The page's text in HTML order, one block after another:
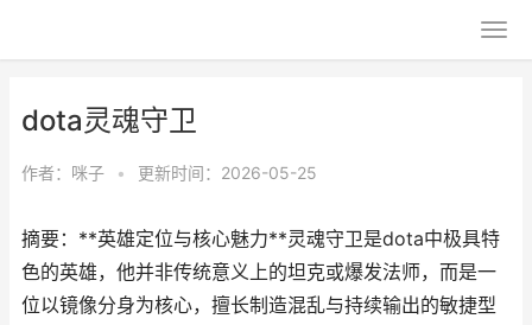
dota灵魂守卫
作者： 咪子 • 更新时间：2026-05-25
摘要：**英雄定位与核心魅力**灵魂守卫是dota中极具特
色的英雄，他并非传统意义上的坦克或爆发法师，而是一
位以镜像分身为核心，擅长制造混乱与持续输出的敏捷型